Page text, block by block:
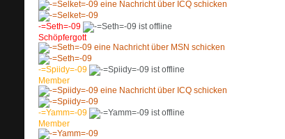
-=Seth=-09
Schöpfergott
-=Spiidy=-09
Member
-=Yamm=-09
Member